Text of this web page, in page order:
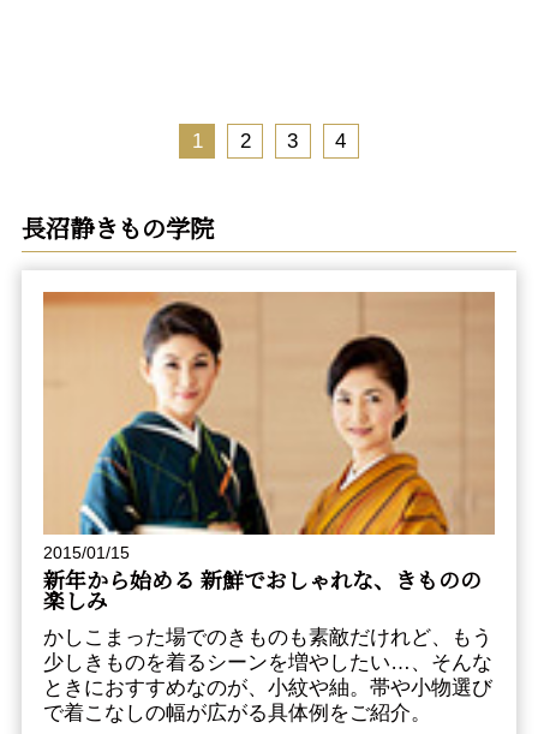
1 2 3 4
長沼静きもの学院
2015/01/15
新年から始める 新鮮でおしゃれな、きものの
楽しみ
かしこまった場でのきものも素敵だけれど、もう
少しきものを着るシーンを増やしたい…、そんな
ときにおすすめなのが、小紋や紬。帯や小物選び
で着こなしの幅が広がる具体例をご紹介。